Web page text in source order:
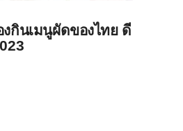
กินเมนูผัดของไทย ดี